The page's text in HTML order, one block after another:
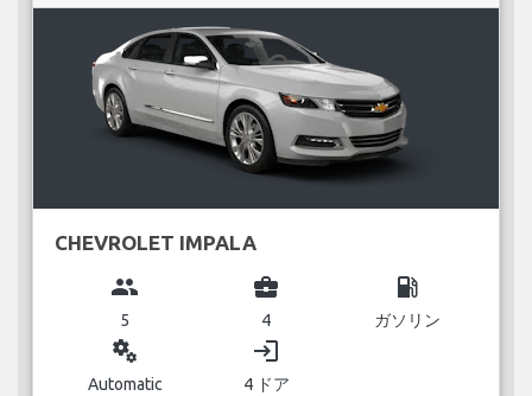
CHEVROLET IMPALA
group
5
business_center
4
local_gas_station
ガソリン
miscellaneous_services
Automatic
login
4 ドア